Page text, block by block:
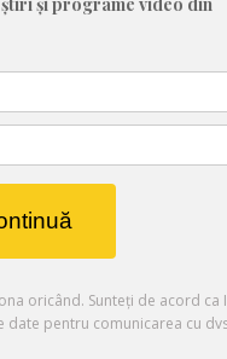
dessen, was
hoffen, dass sie
sondern mit Gottes